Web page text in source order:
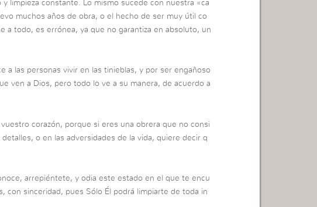
limpieza constante. Lo mismo sucede con nuestra «ca
muchos años de obra, o el hecho de ser muy útil co
a todo, es errónea, ya que no garantiza en absoluto, un
a las personas vivir en las tinieblas, y por ser engañoso
ven a Dios, pero todo lo ve a su manera, de acuerdo a
corazón, porque si eres una obrera que no consi
o en las adversidades de la vida, quiere decir q
arrepiéntete, y odia este estado en el que te encu
con sinceridad, pues Sólo Él podrá limpiarte de toda in